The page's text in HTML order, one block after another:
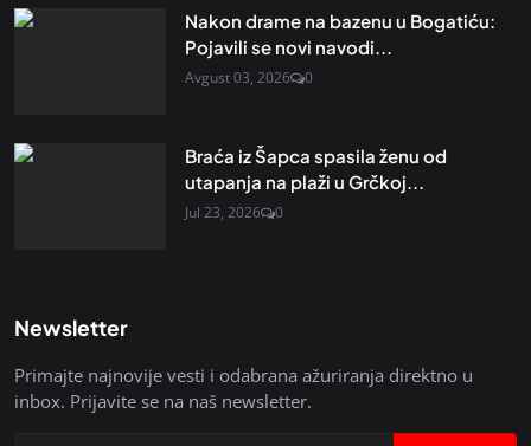
Nakon drame na bazenu u Bogatiću:
Pojavili se novi navodi...
Avgust 03, 2026 0
Braća iz Šapca spasila ženu od
utapanja na plaži u Grčkoj...
Jul 23, 2026 0
Newsletter
Primajte najnovije vesti i odabrana ažuriranja direktno u
inbox. Prijavite se na naš newsletter.